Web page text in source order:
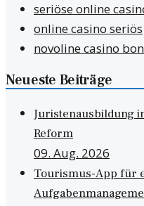
seriöse online
online casino seriös
novoline casino
Neueste Beiträge
Juristenausbildung
Reform
09. Aug. 2026
Tourismus-App für